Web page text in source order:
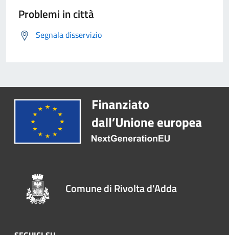
Problemi in città
Segnala disservizio
Comune di Rivolta d'Adda